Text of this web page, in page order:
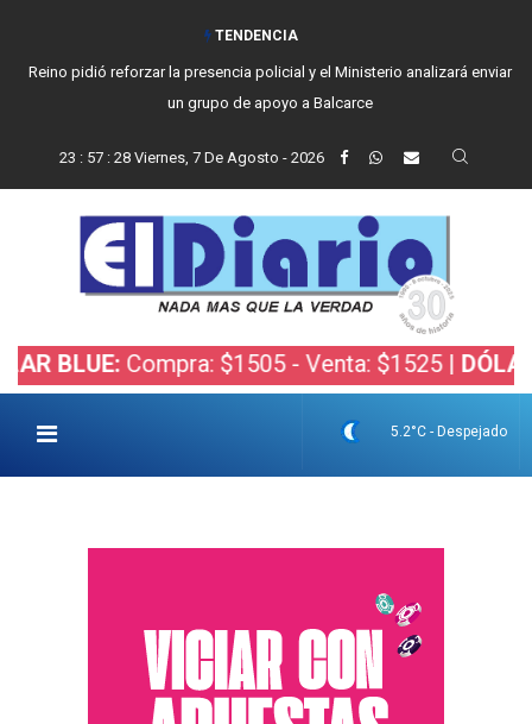
TENDENCIA
Reino pidió reforzar la presencia policial y el Ministerio analizará enviar
un grupo de apoyo a Balcarce
23 : 57: 29 Viernes, 7 De Agosto - 2026
Compra: $1505 - Venta: $1525 |DÓLAR
5.2°C - Despejado